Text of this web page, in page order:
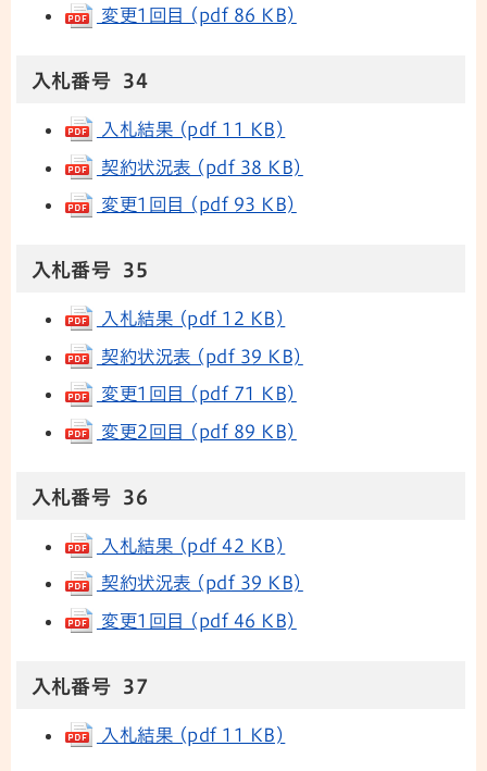
変更1回目 (pdf 86 KB)
入札番号 34
入札結果 (pdf 11 KB)
契約状況表 (pdf 38 KB)
変更1回目 (pdf 93 KB)
入札番号 35
入札結果 (pdf 12 KB)
契約状況表 (pdf 39 KB)
変更1回目 (pdf 71 KB)
変更2回目 (pdf 89 KB)
入札番号 36
入札結果 (pdf 42 KB)
契約状況表 (pdf 39 KB)
変更1回目 (pdf 46 KB)
入札番号 37
入札結果 (pdf 11 KB)